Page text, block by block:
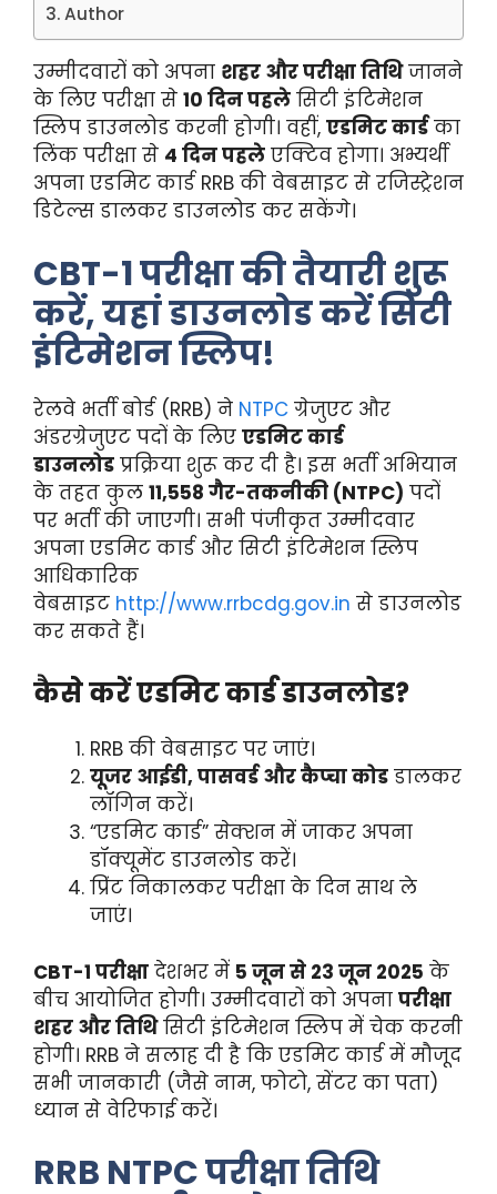
Author
उम्मीदवारों को अपना शहर और परीक्षा तिथिजानने
के लिए परीक्षा से 10 दिन पहले सिटी इंटिमेशन
स्लिप डाउनलोड करनी होगी। वहीं, एडमिट कार्डका
लिंक परीक्षा से 4 दिन पहले एक्टिव होगा। अभ्यर्थी
अपना एडमिट कार्ड RRB की वेबसाइट से रजिस्ट्रेशन
डिटेल्स डालकर डाउनलोड कर सकेंगे।
CBT-1 परीक्षा की तैयारी शुरू
करें, यहां डाउनलोड करें सिटी
इंटिमेशन स्लिप!
रेलवे भर्ती बोर्ड (RRB) ने NTPC ग्रेजुएट और
अंडरग्रेजुएट पदों के लिए एडमिट कार्ड
डाउनलोड प्रक्रिया शुरू कर दी है। इस भर्ती अभियान
के तहत कुल 11,558 गैर-तकनीकी (NTPC) पदों
पर भर्ती की जाएगी। सभी पंजीकृत उम्मीदवार
अपना एडमिट कार्ड और सिटी इंटिमेशन स्लिप
आधिकारिक
वेबसाइट http://www.rrbcdg.gov.in से डाउनलोड
कर सकते हैं।
कैसे करें एडमिट कार्ड डाउनलोड?
RRB की वेबसाइट पर जाएं।
यूजर आईडी, पासवर्ड और कैप्चा कोड डालकर
लॉगिन करें।
“एडमिट कार्ड” सेक्शन में जाकर अपना
डॉक्यूमेंट डाउनलोड करें।
प्रिंट निकालकर परीक्षा के दिन साथ ले
जाएं।
CBT-1 परीक्षा देशभर में 5 जून से 23 जून 2025 के
बीच आयोजित होगी। उम्मीदवारों को अपना परीक्षा
शहर और तिथिसिटी इंटिमेशन स्लिप में चेक करनी
होगी। RRB ने सलाह दी है कि एडमिट कार्ड में मौजूद
सभी जानकारी (जैसे नाम, फोटो, सेंटर का पता)
ध्यान से वेरिफाई करें।
RRB NTPC परीक्षा तिथि